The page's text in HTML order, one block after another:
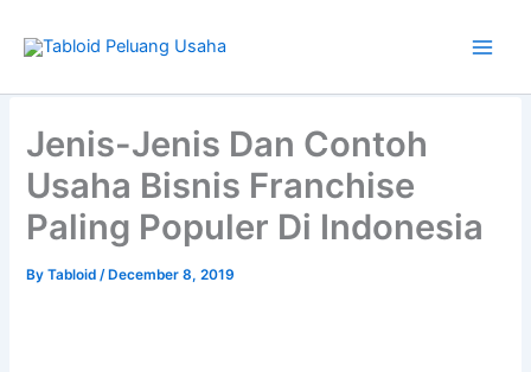
Jenis-Jenis Dan Contoh
Usaha Bisnis Franchise
Paling Populer Di Indonesia
ByTabloid/ December 8, 2019
your
email…